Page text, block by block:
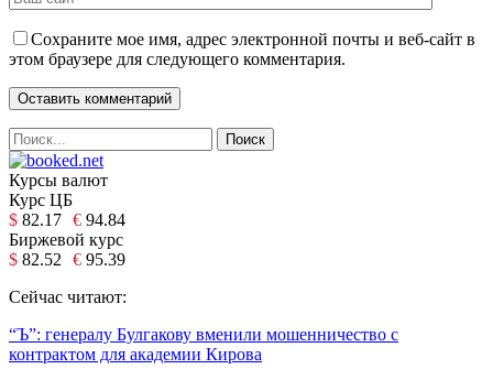
Сохраните мое имя, адрес электронной почты и веб-сайт в
этом браузере для следующего комментария.
Курсы валют
Курс ЦБ
$ 82.17 € 94.84
Биржевой курс
$ 82.52 € 95.39
Сейчас читают:
“Ъ”: генералу Булгакову вменили мошенничество с
контрактом для академии Кирова